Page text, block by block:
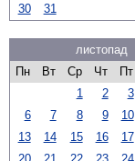
30
31
листопад
Пн
Вт Ср Чт Пт
1
2 3
6
7 8 9 10
13
14 15 16 17